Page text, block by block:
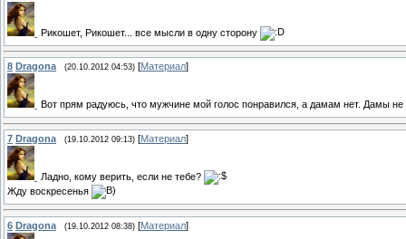
Рикошет, Рикошет... все мысли в одну сторону
8 Dragona (20.10.2012 04:53) [Материал]
Вот прям радуюсь, что мужчине мой голос понравился, а дамам нет. Дамы
7 Dragona (19.10.2012 09:13) [Материал]
Ладно, кому верить, если не тебе?
Жду воскресенья
6 Dragona (19.10.2012 08:38) [Материал]